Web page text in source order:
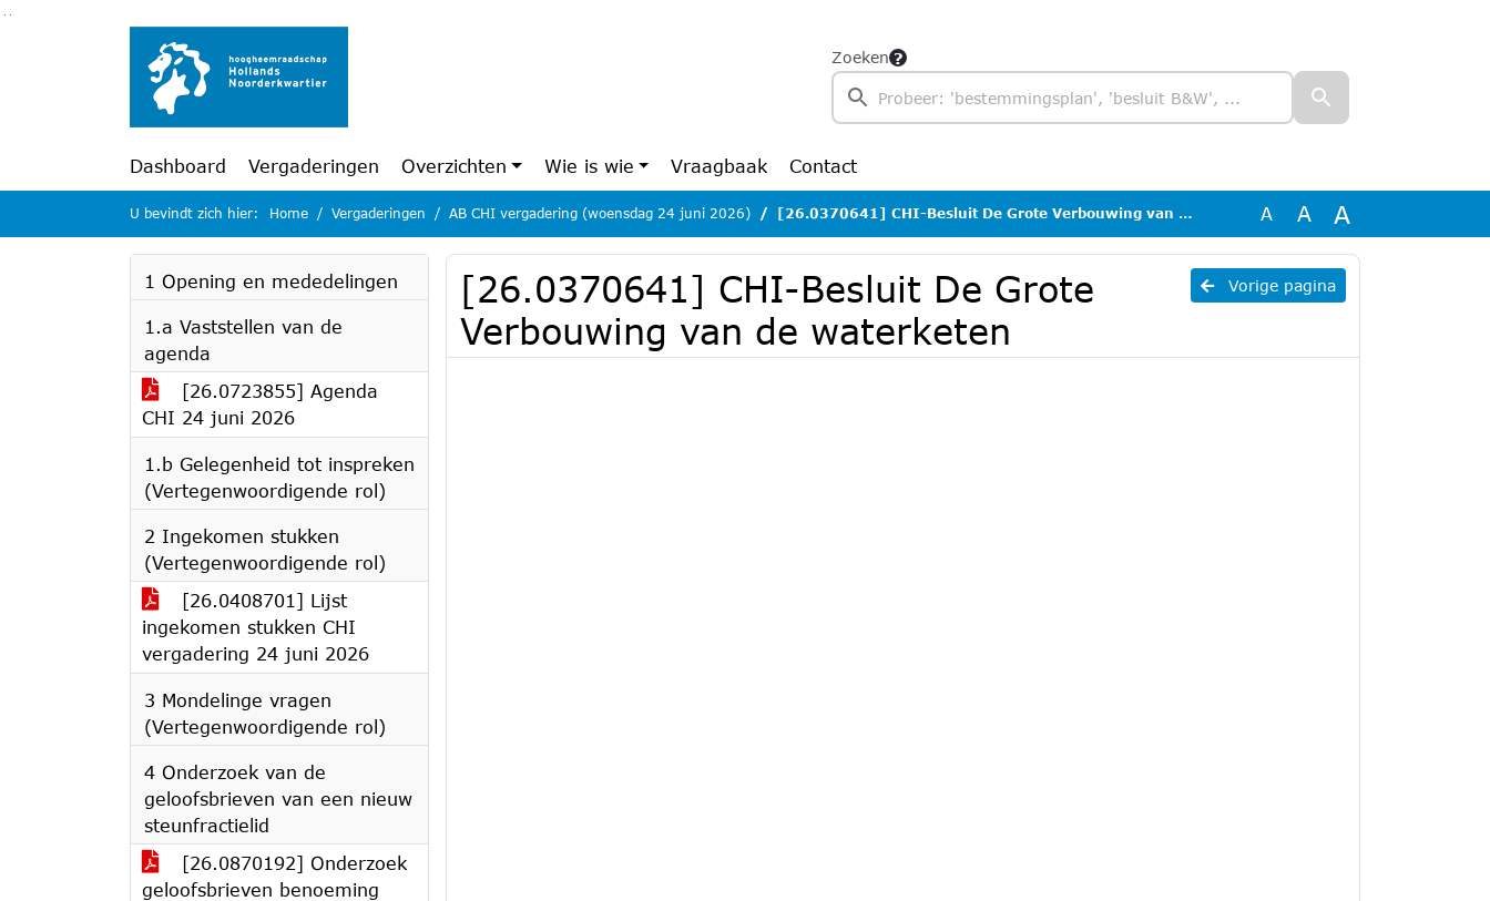
Ga naar de inhoud van deze pagina
Ga naar het zoeken
Ga naar het menu
Zoeken
Dashboard Vergaderingen Overzichten Wie is wie Vraagbaak Contact
U bevindt zich hier: Home Vergaderingen AB CHI vergadering (woensdag 24 juni 2026) [26.0370641] CHI-Besluit De Grote Verbouwing van de waterketen A A A
1 Opening en mededelingen
1.a Vaststellen van de
agenda
[26.0723855] Agenda
CHI 24 juni 2026
1.b Gelegenheid tot inspreken
(Vertegenwoordigende rol)
2 Ingekomen stukken
(Vertegenwoordigende rol)
[26.0408701] Lijst
ingekomen stukken CHI
vergadering 24 juni 2026
3 Mondelinge vragen
(Vertegenwoordigende rol)
4 Onderzoek van de
geloofsbrieven van een nieuw
steunfractielid
[26.0870192] Onderzoek
geloofsbrieven benoeming
Vorige pagina
[26.0370641] CHI-Besluit De Grote
Verbouwing van de waterketen